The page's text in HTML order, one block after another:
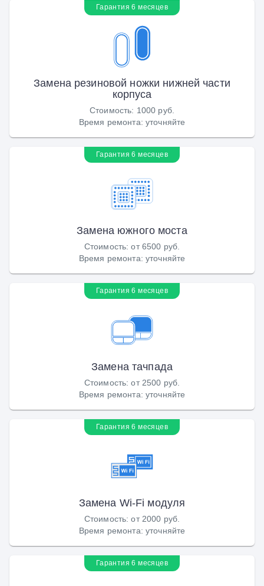
Гарантия 6 месяцев
Замена резиновой ножки нижней части
корпуса
Стоимость: 1000 руб.
Время ремонта: уточняйте
Гарантия 6 месяцев
Замена южного моста
Стоимость:от 6500 руб.
Время ремонта: уточняйте
Гарантия 6 месяцев
Замена тачпада
Стоимость:от 2500 руб.
Время ремонта: уточняйте
Гарантия 6 месяцев
Замена Wi-Fi модуля
Стоимость:от 2000 руб.
Время ремонта: уточняйте
Гарантия 6 месяцев